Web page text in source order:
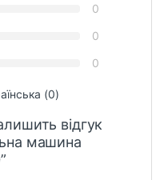
0
0
0
(0)
відгук
машина